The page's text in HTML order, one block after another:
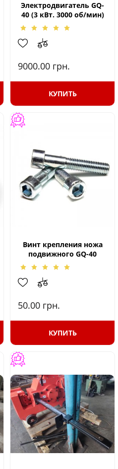
Электродвигатель GQ-
40 (3 кВт. 3000 об/мин)
9000.00 грн.
КУПИТЬ
Винт крепления ножа
подвижного GQ-40
50.00 грн.
КУПИТЬ